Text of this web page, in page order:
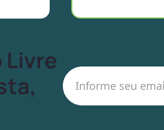
Livre